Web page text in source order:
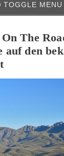
TOGGLE MENU
The
auf den